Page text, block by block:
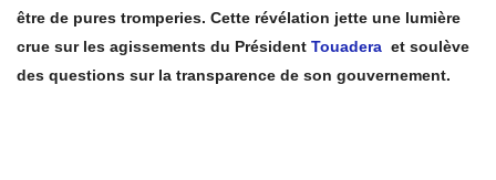
être de pures tromperies. Cette révélation jette une lumière
crue sur les agissements du Président Touadera et soulève
des questions sur la transparence de son gouvernement.